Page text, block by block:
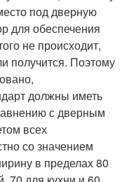
под дверную
для обеспечения
не происходит,
получится. Поэтому
должны иметь
с дверным
всех
со значением
в пределах 80